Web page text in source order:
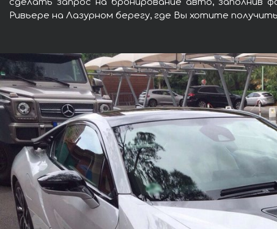
сделать запрос на бронирование авто, заполнив
Ривьере на Лазурном берегу, где Вы хотите